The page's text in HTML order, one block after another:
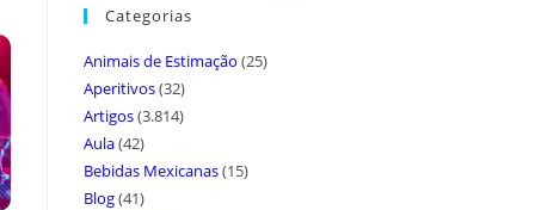
Categorias
Animais de Estimação (25)
Aperitivos(32)
Artigos(3.814)
Aula(42)
Bebidas Mexicanas(15)
Blog(41)